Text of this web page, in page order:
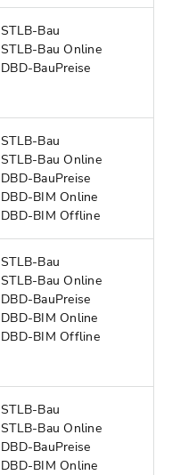
STLB-Bau
STLB-Bau Online
DBD-BauPreise
STLB-Bau
STLB-Bau Online
DBD-BauPreise
DBD-BIM Online
DBD-BIM Offline
STLB-Bau
STLB-Bau Online
DBD-BauPreise
DBD-BIM Online
DBD-BIM Offline
STLB-Bau
STLB-Bau Online
DBD-BauPreise
DBD-BIM Online